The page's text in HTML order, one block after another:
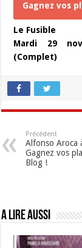
Gagnez vos
Le Fusible
Mardi 29
(Complet)
Précédent
Alfonso Aroca
Gagnez vos
Blog !
A lire aussi